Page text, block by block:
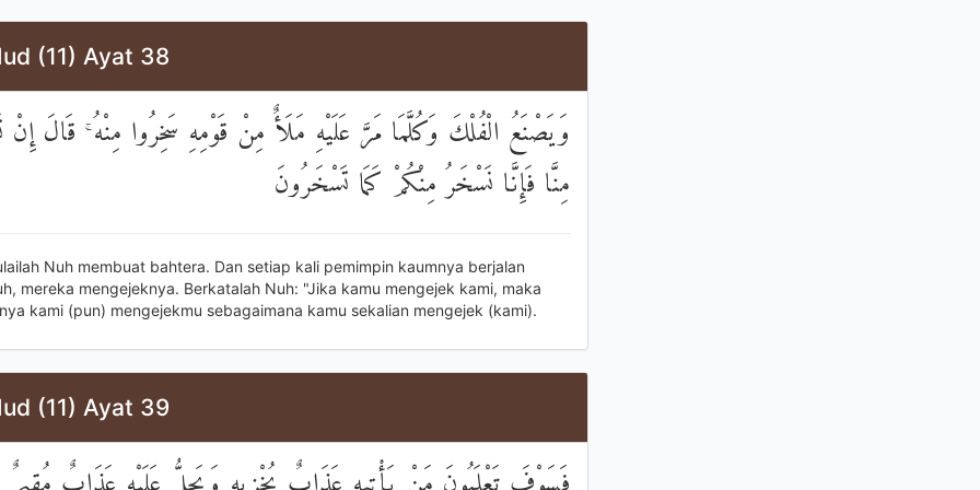
(11) Ayat 38
وَيَصْنَعُ الْفُلْكَ وَكُلَّمَا مَرَّ عَلَيْهِ مَلَأٌ مِنْ قَوْمِهِ سَخِرُوا مِنْهُ ۚ قَالَ إِنْ
مِنَّا فَإِنَّا نَسْخَرُ مِنْكُمْ كَمَا تَسْخَرُونَ
Nuh membuat bahtera. Dan setiap kali pemimpin kaumnya berjalan
mereka mengejeknya. Berkatalah Nuh: "Jika kamu mengejek kami, maka
kami (pun) mengejekmu sebagaimana kamu sekalian mengejek (kami).
(11) Ayat 39